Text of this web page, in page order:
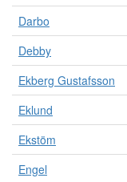
e
a
e
o
Darbo
Debby
Ekberg Gustafsson
Eklund
Ekstöm
Engel